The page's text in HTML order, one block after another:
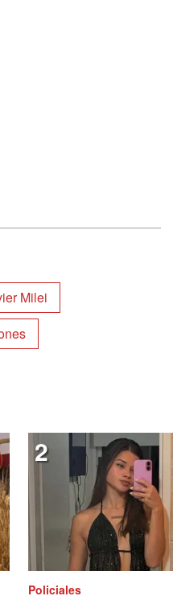
Milei
Policiales